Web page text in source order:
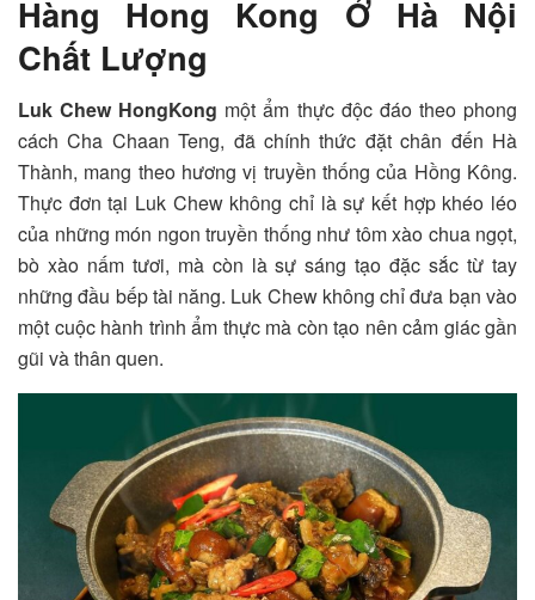
Hàng Hong Kong Ở Hà Nội
Chất Lượng
Luk Chew HongKong một ẩm thực độc đáo theo phong
cách Cha Chaan Teng, đã chính thức đặt chân đến Hà
Thành, mang theo hương vị truyền thống của Hồng Kông.
Thực đơn tại Luk Chew không chỉ là sự kết hợp khéo léo
của những món ngon truyền thống như tôm xào chua ngọt,
bò xào nấm tươi, mà còn là sự sáng tạo đặc sắc từ tay
những đầu bếp tài năng. Luk Chew không chỉ đưa bạn vào
một cuộc hành trình ẩm thực mà còn tạo nên cảm giác gần
gũi và thân quen.